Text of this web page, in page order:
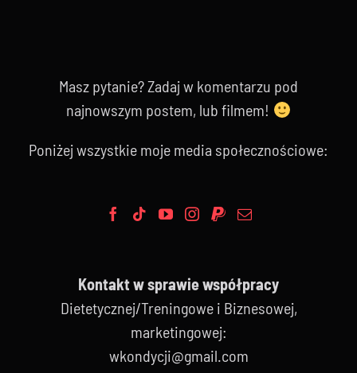
Masz pytanie? Zadaj w komentarzu pod
najnowszym postem, lub filmem!
Poniżej wszystkie moje media społecznościowe:
Kontakt w sprawie współpracy
Dietetycznej/Treningowe i Biznesowej,
marketingowej:
wkondycji@gmail.com